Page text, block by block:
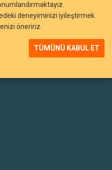
deneyiminizi iyileştirmek
öneririz.
TÜMÜNÜ KABUL ET